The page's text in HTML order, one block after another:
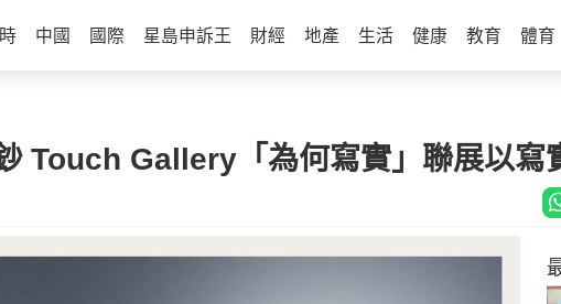
中國 國際 星島申訴王 財經 地產 生活 健康 教育 體育
Touch Gallery「為何寫實」聯展以寫